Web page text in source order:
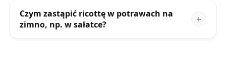
Czym zastąpić ricottę w potrawach na
zimno, np. w sałatce?